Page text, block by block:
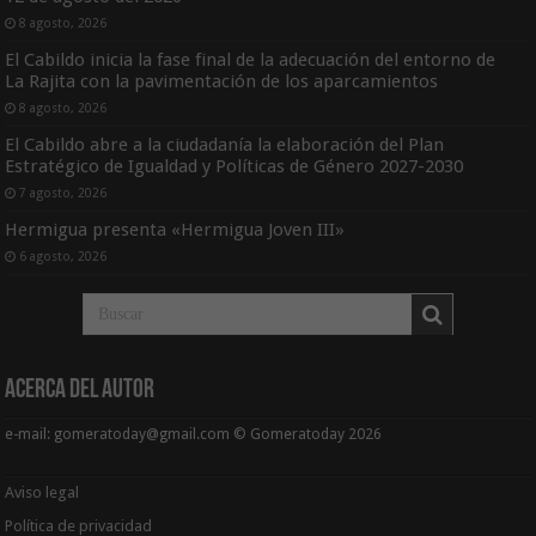
8 agosto, 2026
El Cabildo inicia la fase final de la adecuación del entorno de
La Rajita con la pavimentación de los aparcamientos
8 agosto, 2026
El Cabildo abre a la ciudadanía la elaboración del Plan
Estratégico de Igualdad y Políticas de Género 2027-2030
7 agosto, 2026
Hermigua presenta «Hermigua Joven III»
6 agosto, 2026
Acerca del Autor
e-mail: gomeratoday@gmail.com © Gomeratoday 2026
Aviso legal
Política de privacidad